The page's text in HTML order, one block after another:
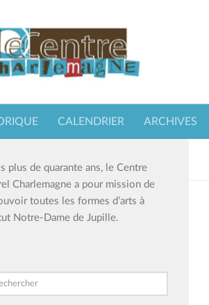
CALENDRIER ARCHIVES
plus de quarante ans, le Centre
Charlemagne a pour mission de
toutes les formes d’arts à
Notre-Dame de Jupille.